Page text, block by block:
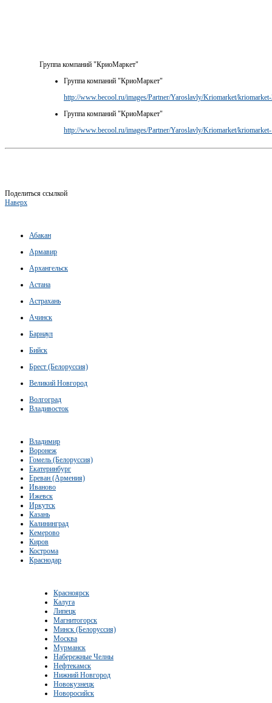
Группа компаний "КриоМаркет"
Группа компаний "КриоМаркет"
http://www.becool.ru/images/Partner/Yaroslavly/Kriomarket/
Группа компаний "КриоМаркет"
http://www.becool.ru/images/Partner/Yaroslavly/Kriomarket/
Поделиться ссылкой
Наверх
Абакан
Армавир
Архангельск
Астана
Астрахань
Ачинск
Барнаул
Бийск
Брест (Белоруссия)
Великий Новгород
Волгоград
Владивосток
Владимир
Воронеж
Гомель (Белоруссия)
Екатеринбург
Ереван (Армения)
Иваново
Ижевск
Иркутск
Казань
Калининград
Кемерово
Киров
Кострома
Краснодар
Красноярск
Калуга
Липецк
Магнитогорск
Минск (Белоруссия)
Москва
Мурманск
Набережные Челны
Нефтекамск
Нижний Новгород
Новокузнецк
Новоросийск